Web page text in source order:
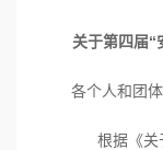
关于第四届“
各个人和团体
根据《关于